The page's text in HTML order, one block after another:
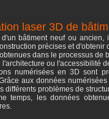
laser 3D de
d'un bâtiment neuf ou
précises et
dans le processus de
l'architecture ou l'accessibilité
numérisées en 3D sont
aux données
différents problèmes de
temps, les données